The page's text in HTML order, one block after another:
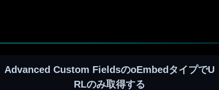
Advanced Custom FieldsのoEmbedタイプでU
RLのみ取得する